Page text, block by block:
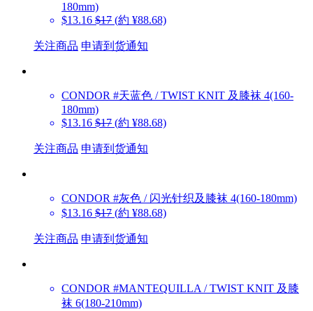
180mm)
$13.16 $17 (約 ¥88.68)
关注商品 申请到货通知
CONDOR #天蓝色 / TWIST KNIT 及膝袜 4(160-
180mm)
$13.16 $17 (約 ¥88.68)
关注商品 申请到货通知
CONDOR #灰色 / 闪光针织及膝袜 4(160-180mm)
$13.16 $17 (約 ¥88.68)
关注商品 申请到货通知
CONDOR #MANTEQUILLA / TWIST KNIT 及膝
袜 6(180-210mm)